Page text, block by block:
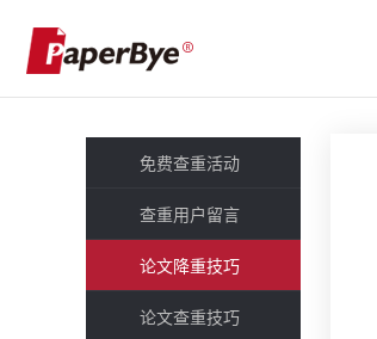
免费查重活动
查重用户留言
论文降重技巧
论文查重技巧